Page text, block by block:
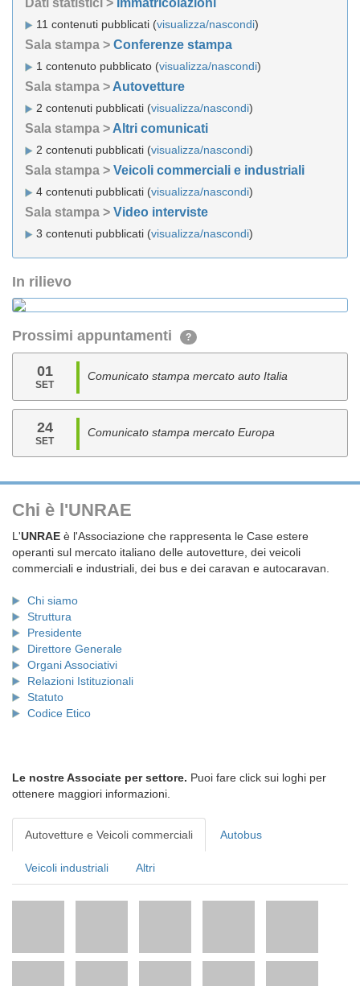
Dati statistici > Immatricolazioni
11 contenuti pubblicati (visualizza/nascondi)
Sala stampa > Conferenze stampa
1 contenuto pubblicato (visualizza/nascondi)
Sala stampa > Autovetture
2 contenuti pubblicati (visualizza/nascondi)
Sala stampa > Altri comunicati
2 contenuti pubblicati (visualizza/nascondi)
Sala stampa > Veicoli commerciali e industriali
4 contenuti pubblicati (visualizza/nascondi)
Sala stampa > Video interviste
3 contenuti pubblicati (visualizza/nascondi)
In rilievo
Prossimi appuntamenti ?
01
SET
Comunicato stampa mercato auto Italia
24
SET
Comunicato stampa mercato Europa
Chi è l'UNRAE
L'UNRAE è l'Associazione che rappresenta le Case estere
operanti sul mercato italiano delle autovetture, dei veicoli
commerciali e industriali, dei bus e dei caravan e autocaravan.
Chi siamo
Struttura
Presidente
Direttore Generale
Organi Associativi
Relazioni Istituzionali
Statuto
Codice Etico
Le nostre Associate per settore. Puoi fare click sui loghi per
ottenere maggiori informazioni.
Autovetture e Veicoli commerciali Autobus
Veicoli industriali Altri